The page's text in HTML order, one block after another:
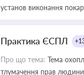
установ виконання
Практика ЄСПЛ
Про що тема: Тема
тлумачення прав людини